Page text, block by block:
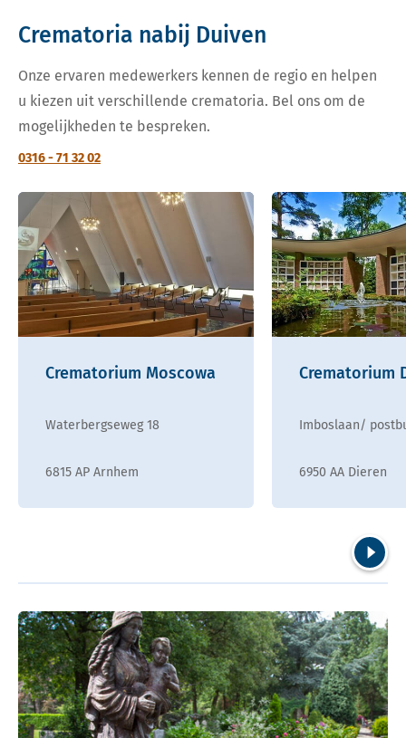
Crematoria nabij Duiven
Onze ervaren medewerkers kennen de regio en helpen
u kiezen uit verschillende crematoria. Bel ons om de
mogelijkheden te bespreken.
0316 - 71 32 02
Crematorium Moscowa
Waterbergseweg 18
6815 AP Arnhem
Crematorium
Imboslaan/
6950 AA Dieren